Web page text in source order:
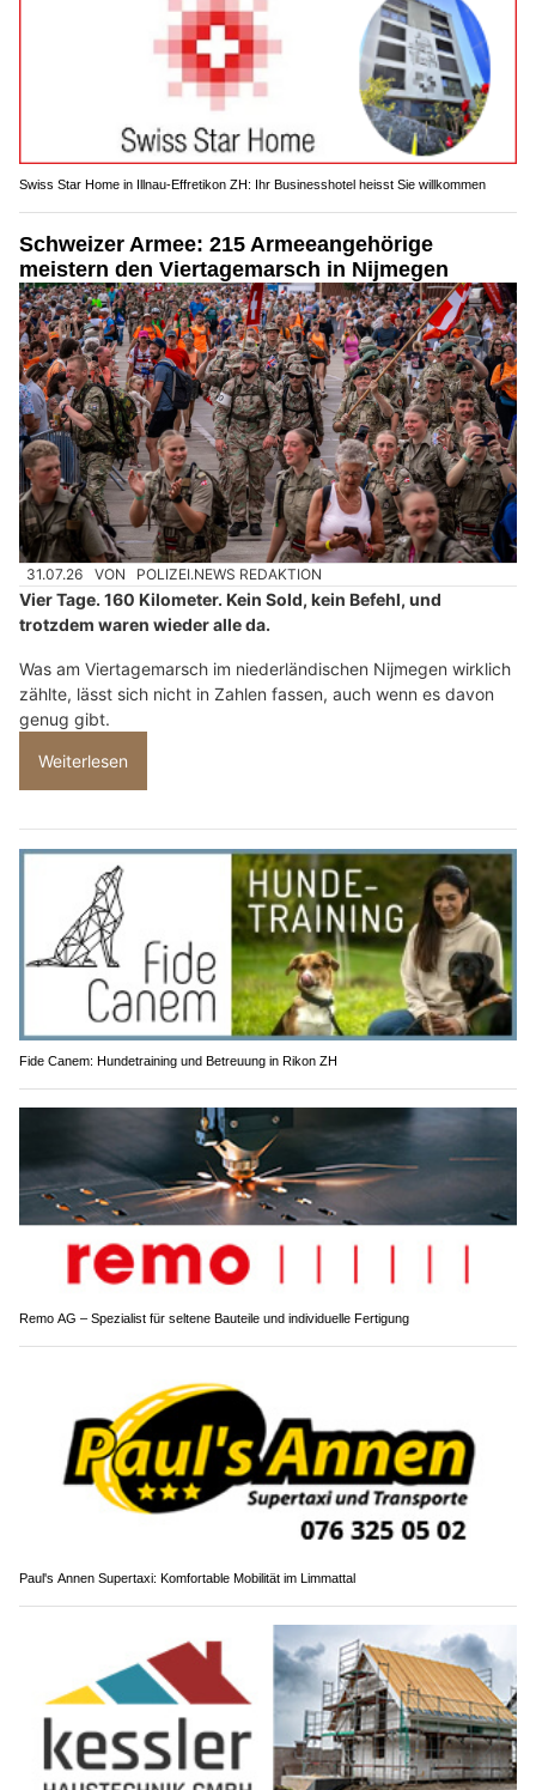
Swiss Star Home in Illnau-Effretikon ZH: Ihr Businesshotel heisst Sie willkommen
Schweizer Armee: 215 Armeeangehörige
meistern den Viertagemarsch in Nijmegen
31.07.26 VON POLIZEI.NEWS REDAKTION
Vier Tage. 160 Kilometer. Kein Sold, kein Befehl, und
trotzdem waren wieder alle da.
Was am Viertagemarsch im niederländischen Nijmegen wirklich
zählte, lässt sich nicht in Zahlen fassen, auch wenn es davon
genug gibt.
Weiterlesen
Fide Canem: Hundetraining und Betreuung in Rikon ZH
Remo AG – Spezialist für seltene Bauteile und individuelle Fertigung
Paul's Annen Supertaxi: Komfortable Mobilität im Limmattal